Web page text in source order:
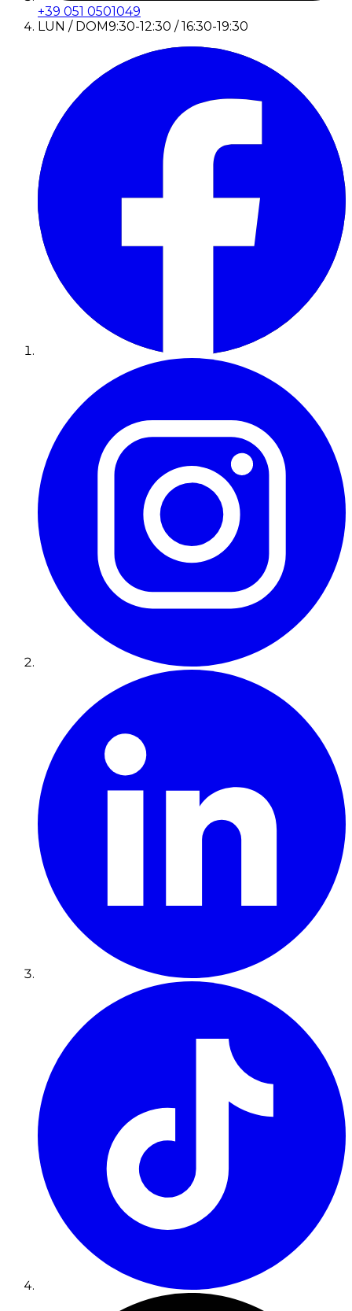
+39 051 0501049
LUN / DOM9:30-12:30 / 16:30-19:30